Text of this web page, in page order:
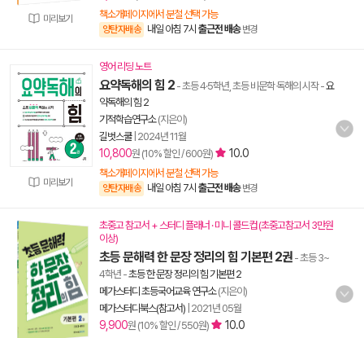
미리보기 책소개페이지에서 분철 선택 가능
양탄자배송 내일 아침 7시 출근전 배송 변경
미리보기
영어 리딩 노트
요약독해의 힘 2 - 초등 4·5학년, 초등 비문학 독해의 시작-요
약독해의 힘 2
기적학습연구소(지은이)
길벗스쿨| 2024년 11월
10,800원 (10% 할인 / 600원) 10.0
책소개페이지에서 분철 선택 가능
양탄자배송 내일 아침 7시 출근전 배송 변경
초중고 참고서 + 스터디 플래너 · 미니 콜드컵 (초중고참고서 3만원
이상)
초등 문해력 한 문장 정리의 힘 기본편 2권 - 초등 3~
4학년 -초등 한 문장 정리의 힘 기본편 2
메가스터디 초등국어교육 연구소(지은이)
메가스터디북스(참고서) 2021년 05월
9,900원 (10% 할인 / 550원) 10.0